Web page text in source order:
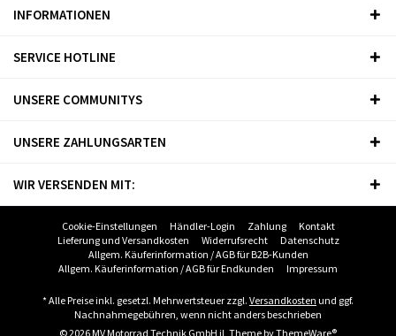
INFORMATIONEN
SERVICE HOTLINE
UNSERE COMMUNITYS
UNSERE ZAHLUNGSARTEN
WIR VERSENDEN MIT:
Cookie-Einstellungen Händler-Login Zahlung
Kontakt
Lieferung und Versandkosten
Widerrufsrecht
Datenschutz
Allgem. Käuferinformation / AGB für B2B-Kunden
Allgem. Käuferinformation / AGB für Endkunden
Impressum
* Alle Preise inkl. gesetzl. Mehrwertsteuer zzgl. Versandkosten und ggf.
Nachnahmegebühren, wenn nicht anders beschrieben
© 2026 MV Motorrad Technik GmbH iL Theme byThemeWare®